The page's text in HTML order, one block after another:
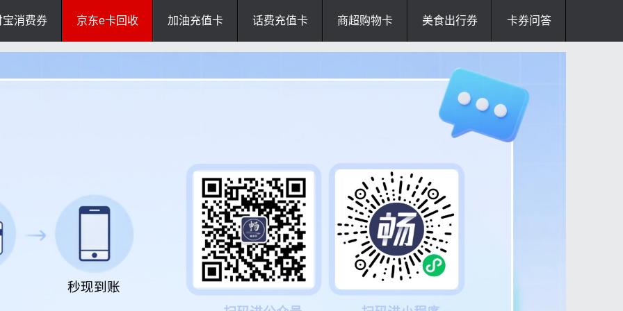
宝消费券 京东e卡回收 加油充值卡 话费充值卡 商超购物卡 美食出行券 卡券问答